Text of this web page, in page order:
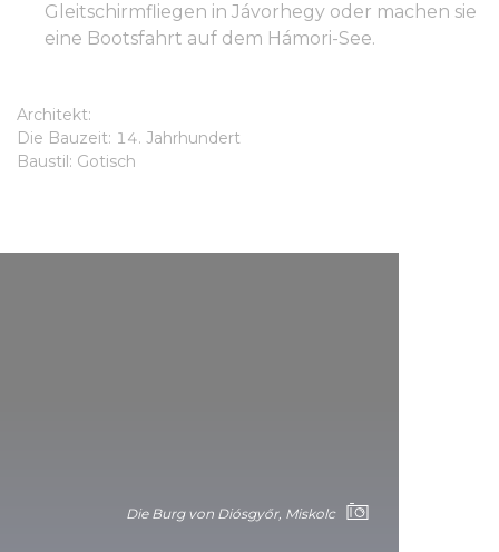
Gleitschirmfliegen in Jávorhegy oder machen sie
eine Bootsfahrt auf dem Hámori-See.
Architekt:
Die Bauzeit: 14. Jahrhundert
Baustil: Gotisch
Die Burg von Diósgyőr, Miskolc